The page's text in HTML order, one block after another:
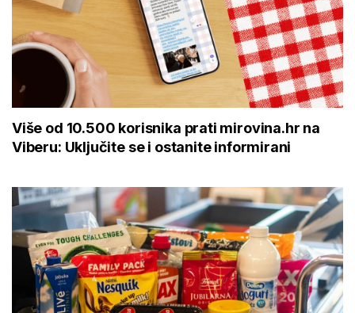
Više od 10.500 korisnika prati mirovina.hr na
Viberu: Uključite se i ostanite informirani